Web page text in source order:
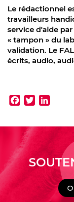
Le rédactionnel
travailleurs
service d'aide
« tampon » du
validation. Le
écrits, audio,